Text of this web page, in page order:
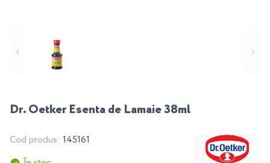
Dr. Oetker Esenta de Lamaie 38ml
Cod produs: 145161